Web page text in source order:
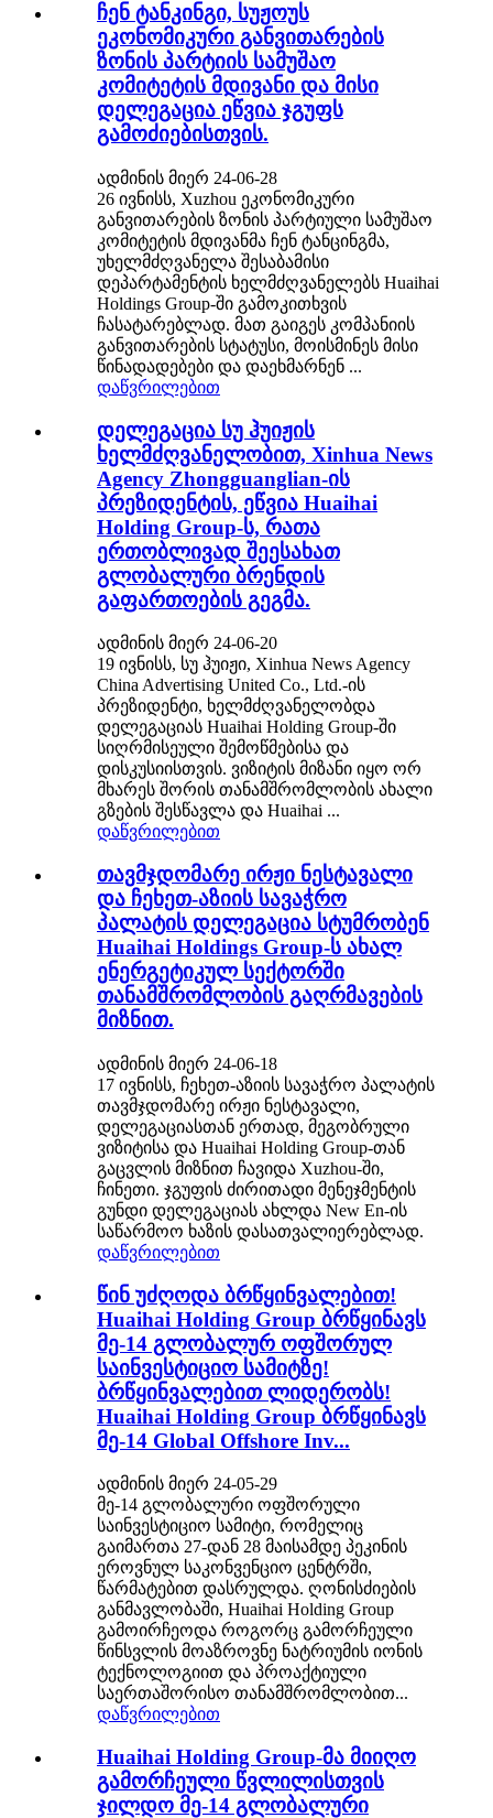
ჩენ ტანკინგი, სუჟოუს
ეკონომიკური განვითარების
ზონის პარტიის სამუშაო
კომიტეტის მდივანი და მისი
დელეგაცია ეწვია ჯგუფს
გამოძიებისთვის.
ადმინის მიერ 24-06-28
26 ივნისს, Xuzhou ეკონომიკური
განვითარების ზონის პარტიული სამუშაო
კომიტეტის მდივანმა ჩენ ტანცინგმა,
უხელმძღვანელა შესაბამისი
დეპარტამენტის ხელმძღვანელებს Huaihai
Holdings Group-ში გამოკითხვის
ჩასატარებლად. მათ გაიგეს კომპანიის
განვითარების სტატუსი, მოისმინეს მისი
წინადადებები და დაეხმარნენ ...
დაწვრილებით
დელეგაცია სუ ჰუიჟის
ხელმძღვანელობით, Xinhua News
Agency Zhongguanglian-ის
პრეზიდენტის, ეწვია Huaihai
Holding Group-ს, რათა
ერთობლივად შეესახათ
გლობალური ბრენდის
გაფართოების გეგმა.
ადმინის მიერ 24-06-20
19 ივნისს, სუ ჰუიჟი, Xinhua News Agency
China Advertising United Co., Ltd.-ის
პრეზიდენტი, ხელმძღვანელობდა
დელეგაციას Huaihai Holding Group-ში
სიღრმისეული შემოწმებისა და
დისკუსიისთვის. ვიზიტის მიზანი იყო ორ
მხარეს შორის თანამშრომლობის ახალი
გზების შესწავლა და Huaihai ...
დაწვრილებით
თავმჯდომარე ირჟი ნესტავალი
და ჩეხეთ-აზიის სავაჭრო
პალატის დელეგაცია სტუმრობენ
Huaihai Holdings Group-ს ახალ
ენერგეტიკულ სექტორში
თანამშრომლობის გაღრმავების
მიზნით.
ადმინის მიერ 24-06-18
17 ივნისს, ჩეხეთ-აზიის სავაჭრო პალატის
თავმჯდომარე ირჟი ნესტავალი,
დელეგაციასთან ერთად, მეგობრული
ვიზიტისა და Huaihai Holding Group-თან
გაცვლის მიზნით ჩავიდა Xuzhou-ში,
ჩინეთი. ჯგუფის ძირითადი მენეჯმენტის
გუნდი დელეგაციას ახლდა New En-ის
საწარმოო ხაზის დასათვალიერებლად.
დაწვრილებით
წინ უძღოდა ბრწყინვალებით!
Huaihai Holding Group ბრწყინავს
მე-14 გლობალურ ოფშორულ
საინვესტიციო სამიტზე!
ბრწყინვალებით ლიდერობს!
Huaihai Holding Group ბრწყინავს
მე-14 Global Offshore Inv...
ადმინის მიერ 24-05-29
მე-14 გლობალური ოფშორული
საინვესტიციო სამიტი, რომელიც
გაიმართა 27-დან 28 მაისამდე პეკინის
ეროვნულ საკონვენციო ცენტრში,
წარმატებით დასრულდა. ღონისძიების
განმავლობაში, Huaihai Holding Group
გამოირჩეოდა როგორც გამორჩეული
წინსვლის მოაზროვნე ნატრიუმის იონის
ტექნოლოგიით და პროაქტიული
საერთაშორისო თანამშრომლობით...
დაწვრილებით
Huaihai Holding Group-მა მიიღო
გამორჩეული წვლილისთვის
ჯილდო მე-14 გლობალური